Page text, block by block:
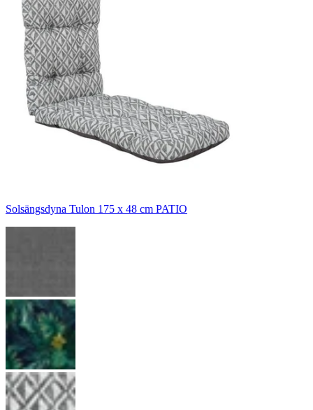
Solsängsdyna Tulon 175 x 48 cm PATIO